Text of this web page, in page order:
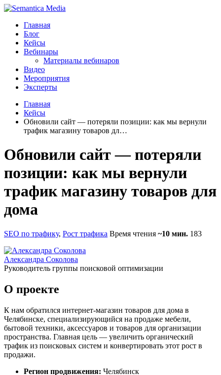
Главная
Блог
Кейсы
Вебинары
Материалы вебинаров
Видео
Мероприятия
Эксперты
Главная
Кейсы
Обновили сайт — потеряли позиции: как мы вернули
трафик магазину товаров дл…
Обновили сайт — потеряли
позиции: как мы вернули
трафик магазину товаров для
дома
SEO по трафику, Рост трафика Время чтения ~10 мин. 183
Александра Соколова
Руководитель группы поисковой оптимизации
О проекте
К нам обратился интернет-магазин товаров для дома в
Челябинске, специализирующийся на продаже мебели,
бытовой техники, аксессуаров и товаров для организации
пространства. Главная цель — увеличить органический
трафик из поисковых систем и конвертировать этот рост в
продажи.
Регион продвижения: Челябинск